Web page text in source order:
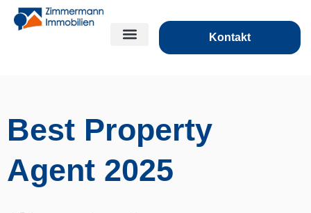
Kontakt
Best Property
Agent 2025